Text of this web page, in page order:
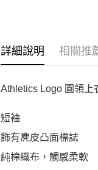
詳細說明 相關推
Athletics Logo 圓領上
短袖
飾有麂皮凸面標誌
純棉織布，觸感柔軟